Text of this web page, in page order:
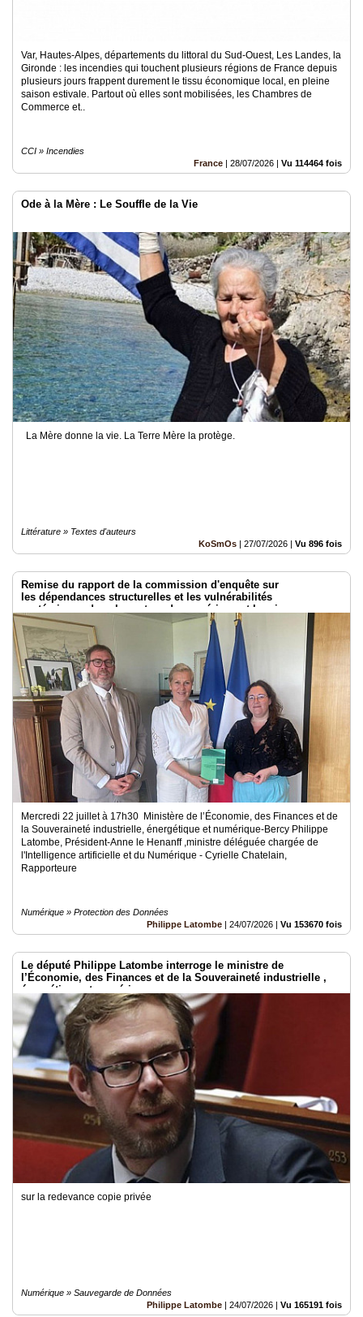
Var, Hautes-Alpes, départements du littoral du Sud-Ouest, Les Landes, la
Gironde : les incendies qui touchent plusieurs régions de France depuis
plusieurs jours frappent durement le tissu économique local, en pleine
saison estivale. Partout où elles sont mobilisées, les Chambres de
Commerce et..
CCI » Incendies
France | 28/07/2026 | Vu 114464 fois
Ode à la Mère : Le Souffle de la Vie
La Mère donne la vie. La Terre Mère la protège.
Littérature » Textes d'auteurs
KoSmOs | 27/07/2026 | Vu 896 fois
Remise du rapport de la commission d'enquête sur
les dépendances structurelles et les vulnérabilités
systémiques dans le secteur du numérique et les risques pour
l’indépendance de la France
Mercredi 22 juillet à 17h30 Ministère de l’Économie, des Finances et de
la Souveraineté industrielle, énergétique et numérique-Bercy Philippe
Latombe, Président-Anne le Henanff ,ministre déléguée chargée de
l'Intelligence artificielle et du Numérique - Cyrielle Chatelain,
Rapporteure
Numérique » Protection des Données
Philippe Latombe | 24/07/2026 | Vu 153670 fois
Le député Philippe Latombe interroge le ministre de
l’Économie, des Finances et de la Souveraineté industrielle ,
énergétique et numérique
sur la redevance copie privée
Numérique » Sauvegarde de Données
Philippe Latombe | 24/07/2026 | Vu 165191 fois